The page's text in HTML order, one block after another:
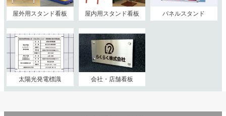
屋外用スタンド看板 屋内用スタンド看板 パネルスタンド
太陽光発電標識 会社・店舗看板